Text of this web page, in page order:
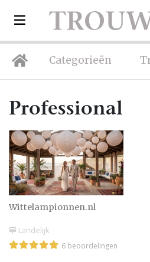
Categorieën
Professionals
Wittelampionnen.nl
Landelijk
6 beoordelingen